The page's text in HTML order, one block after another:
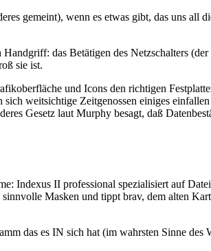
gemeint), wenn es etwas gibt, das uns all
das Betätigen des Netzschalters
sie ist.
und Icons den richtigen
weitsichtige Zeitgenossen einiges
Gesetz laut Murphy besagt, daß
Indexus II professional spezialisiert auf
Masken und tippt brav, dem alten
das es IN sich hat (im wahrsten Sinne des